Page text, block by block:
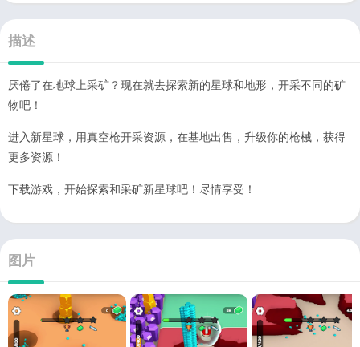
描述
厌倦了在地球上采矿？现在就去探索新的星球和地形，开采不同的矿
物吧！
进入新星球，用真空枪开采资源，在基地出售，升级你的枪械，获得
更多资源！
下载游戏，开始探索和采矿新星球吧！尽情享受！
图片